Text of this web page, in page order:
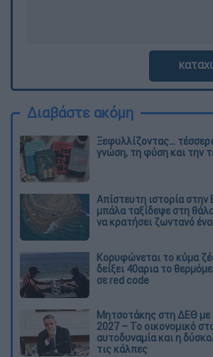
Διαβάστε ακόμη
Ξεφυλλίζοντας...
γνώση, τη φύση και την
Απίστευτη ιστορία
μπάλα ταξίδεψε στη
να κρατήσει ζωντανό
Κορυφώνεται το κύμα
δείξει 40αρια το
σε red code
Μητσοτάκης στη ΔΕΘ με
2027 – Το οικονομικό
αυτοδυναμία και η
τις κάλπες